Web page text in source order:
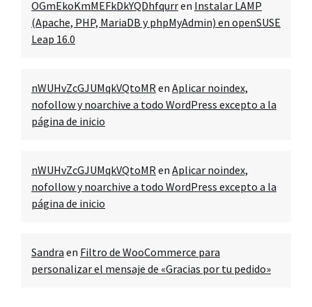
OGmEkoKmMEFkDkYQDhfqurren Instalar LAMP
(Apache, PHP, MariaDB y phpMyAdmin) en openSUSE
Leap 16.0
nWUHvZcGJUMqkVQtoMR en Aplicar noindex,
nofollow y noarchive a todo WordPress excepto a la
página de inicio
nWUHvZcGJUMqkVQtoMR en Aplicar noindex,
nofollow y noarchive a todo WordPress excepto a la
página de inicio
Sandra en Filtro de WooCommerce para
personalizar el mensaje de «Gracias por tu pedido»